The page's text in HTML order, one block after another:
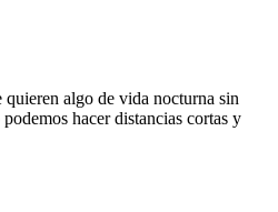
quieren algo de vida nocturna sin
hacer distancias cortas y